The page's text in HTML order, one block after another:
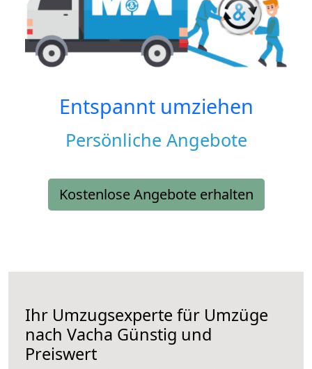
Entspannt umziehen
Persönliche Angebote
Kostenlose Angebote erhalten
Ihr Umzugsexperte für Umzüge
nach Vacha Günstig und
Preiswert